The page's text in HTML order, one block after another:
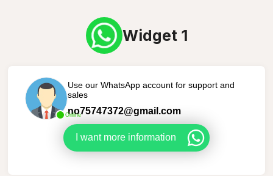
Widget 1
Online
Use our WhatsApp account for support and
sales
no75747372@gmail.com
I want more information